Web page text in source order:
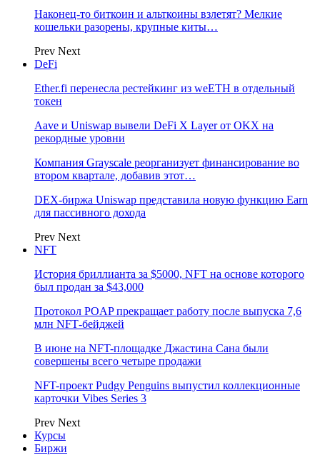
Наконец-то биткоин и альткоины взлетят? Мелкие
кошельки разорены, крупные киты…
Prev Next
DeFi
Ether.fi перенесла рестейкинг из weETH в отдельный
токен
Aave и Uniswap вывели DeFi X Layer от OKX на
рекордные уровни
Компания Grayscale реорганизует финансирование во
втором квартале, добавив этот…
DEX-биржа Uniswap представила новую функцию Earn
для пассивного дохода
Prev Next
NFT
История бриллианта за $5000, NFT на основе которого
был продан за $43,000
Протокол POAP прекращает работу после выпуска 7,6
млн NFT‑бейджей
В июне на NFT-площадке Джастина Сана были
совершены всего четыре продажи
NFT-проект Pudgy Penguins выпустил коллекционные
карточки Vibes Series 3
Prev Next
Курсы
Биржи